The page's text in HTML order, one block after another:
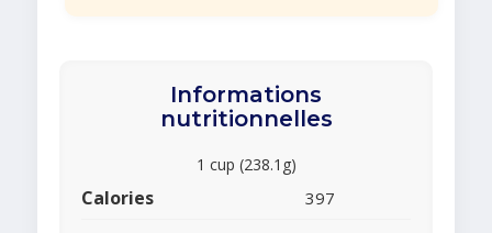
Informations
nutritionnelles
1 cup (238.1g)
Calories 397